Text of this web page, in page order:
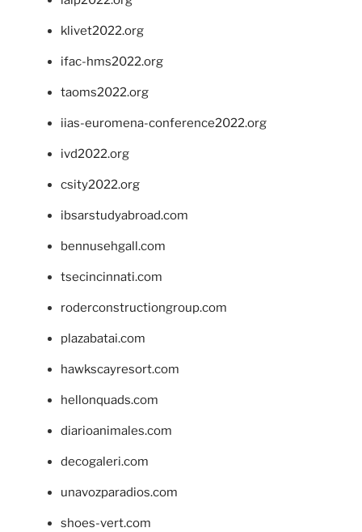
klivet2022.org
ifac-hms2022.org
taoms2022.org
iias-euromena-conference2022.org
ivd2022.org
csity2022.org
ibsarstudyabroad.com
bennusehgall.com
tsecincinnati.com
roderconstructiongroup.com
plazabatai.com
hawkscayresort.com
hellonquads.com
diarioanimales.com
decogaleri.com
unavozparadios.com
shoes-vert.com